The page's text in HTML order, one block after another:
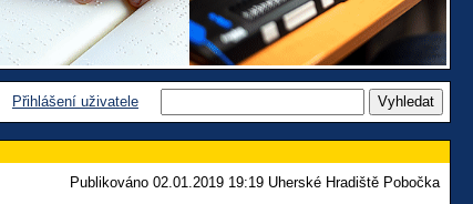
Přihlášení uživatele
Publikováno 02.01.2019 19:19 Uherské Hradiště Pobočka